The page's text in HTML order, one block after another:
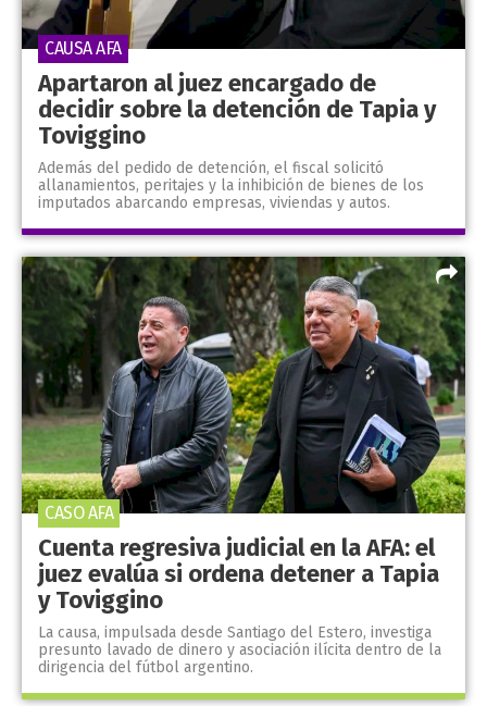
Apartaron al juez encargado de
decidir sobre la detención de Tapia y
Toviggino
Además del pedido de detención, el fiscal solicitó
allanamientos, peritajes y la inhibición de bienes de los
imputados abarcando empresas, viviendas y autos.
CAUSA AFA
Cuenta regresiva judicial en la AFA: el
juez evalúa si ordena detener a Tapia
y Toviggino
La causa, impulsada desde Santiago del Estero, investiga
presunto lavado de dinero y asociación ilícita dentro de la
dirigencia del fútbol argentino.
CASO AFA